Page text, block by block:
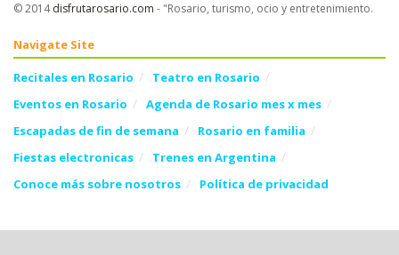
© 2014disfrutarosario.com - "Rosario, turismo, ocio y entretenimiento.
Navigate Site
Recitales en Rosario
Teatro en Rosario
Eventos en Rosario
Agenda de Rosario mes x mes
Escapadas de fin de semana
Rosario en familia
Fiestas electronicas
Trenes en Argentina
Conoce más sobre nosotros
Política de privacidad